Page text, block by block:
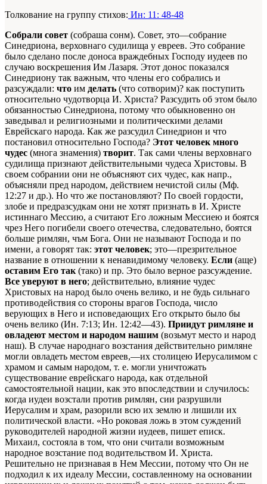
Толкование на группу стихов: Ин: 11: 48-48
Собрали совет (собраша сонм). Совет, это—собрание
Синедриона, верховнаго судилища у евреев. Это собрание
было сделано после доноса враждебных Господу иудеев по
случаю воскрешения Им Лазаря. Этот донос показался
Синедриону так важным, что члены его собрались и
разсуждали: что им делать (что сотворим)? как поступить
относительно чудотворца И. Христа? Разсудить об этом было
обязанностью Синедриона, потому что обыкновенно он
заведывал и религиозными и политическими делами
Еврейскаго народа. Как же разсудил Синедрион и что
постановил относительно Господа? Этот человек много
чудес (многа знамения) творит. Так сами члены верховнаго
судилища признают действительными чудеса Христовы. В
своем собрании они не объясняют сих чудес, как напр.,
объясняли пред народом, действием нечистой силы (Мф.
12:27 и др.). Но что же постановляют? По своей гордости,
злобе и предразсудкам они не хотят признать в И. Христе
истиннаго Мессию, а считают Его ложным Мессиею и боятся
чрез Него погибели своего отечества, следовательно, боятся
больше римлян, чъм Бога. Они не называют Господа и по
имени, а говорят так: этот человек; это—презрительное
название в отношении к ненавидимому человеку. Если (аще)
оставим Его так (тако) и пр. Это было верное разсуждение.
Все уверуют в него; действительно, влияние чудес
Христовых на народ было очень велико, и не будь сильнаго
противодействия со стороны врагов Господа, число
верующих в Него и исповедающих Его открыто было бы
очень велико (Ин. 7:13; Ин. 12:42—43). Приидут римляне и
овладеют местом и народом нашим (возьмут место и народ
наш). В случае народнаго возстания действительно римляне
могли овладеть местом евреев,—их столицею Иерусалимом с
храмом и самым народом, т. е. могли уничтожать
существование еврейскаго народа, как отдельной
самостоятельной нации, как это впоследствии и случилось:
когда иудеи возстали против римлян, сии разрушили
Иерусалим и храм, разорили всю их землю и лишили их
политической власти. «Но роковая ложь в этом суждений
руководителей народной жизни иудеев, пишет еписк.
Михаил, состояла в том, что они считали возможным
народное возстание под водительством И. Христа.
Решительно не признавая в Нем Мессии, потому что Он не
подходил к их идеалу Мессии, составленному на основании